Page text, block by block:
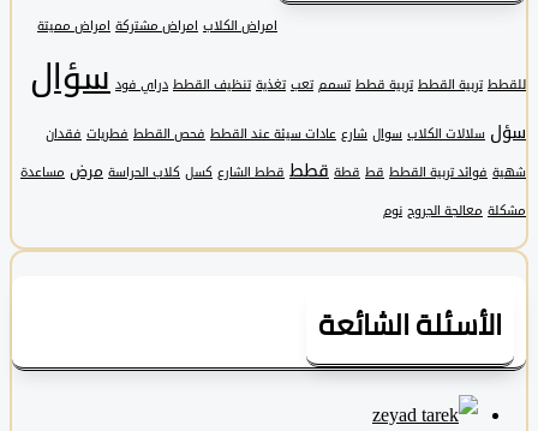
امراض الكلاب امراض مشتركة امراض مميتة
تربية القطط تربية قطط تسمم تعب تغذية تنظيف القطط دراي فود سؤال
سلالات الكلاب سوال شارع عادات سيئة عند القطط فحص القطط فطريات فقدان
فوائد تربية القطط قط قطة قطط قطط الشارع كسل كلاب الحراسة مرض مساعدة
معالجة الجروح نوم
الشائعة